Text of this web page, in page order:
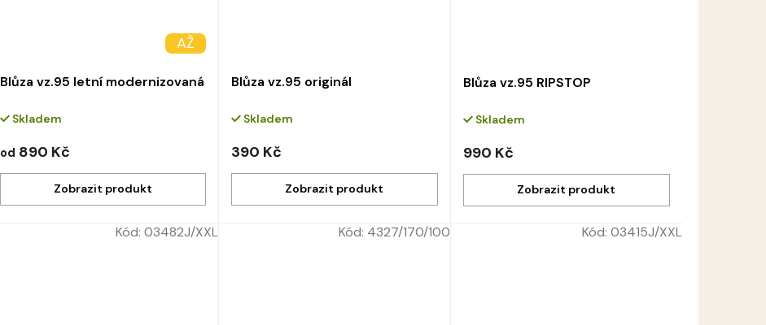
AŽ
Blůza vz.95 letní modernizovaná
Skladem
od 890 Kč
Blůza vz.95 originál
Skladem
390 Kč
Blůza vz.95 RIPSTOP
Skladem
990 Kč
Kód: 03482J/XXL Kód: 4327/170/100 Kód: 03415J/XXL